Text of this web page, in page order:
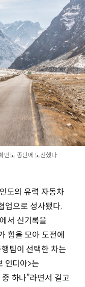
인도 종단에 도전했다
도의 유력 자동차
업으로 성사됐다.
서 신기록을
힘을 모아 도전에
팀이 선택한 차는
인디아>는
하나”라면서 길고